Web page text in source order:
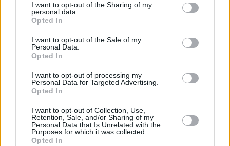
I want to opt-out of the Sharing of my
personal data.
Opted In
I want to opt-out of the Sale of my
Personal Data.
Opted In
I want to opt-out of processing my
Personal Data for Targeted Advertising.
Opted In
I want to opt-out of Collection, Use,
Retention, Sale, and/or Sharing of my
Personal Data that Is Unrelated with the
Purposes for which it was collected.
Opted In
Czytaj więcej